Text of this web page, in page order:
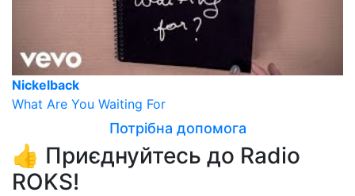
Nickelback
What Are You Waiting For
Потрібна допомога
👍 Приєднуйтесь до Radio
ROKS!